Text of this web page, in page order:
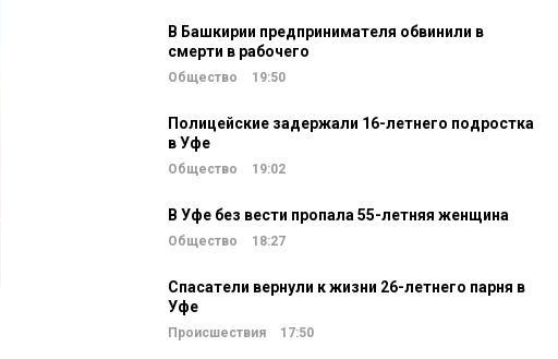
В Башкирии предпринимателя обвинили в
смерти в рабочего
Общество 19:50
Полицейские задержали 16-летнего подростка
в Уфе
Общество 19:02
В Уфе без вести пропала 55-летняя женщина
Общество 18:27
Спасатели вернули к жизни 26-летнего парня в
Уфе
Происшествия 17:50